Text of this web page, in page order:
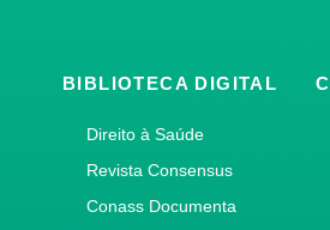
BIBLIOTECA DIGITAL
Direito à Saúde
Revista Consensus
Conass Documenta